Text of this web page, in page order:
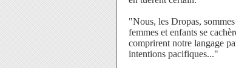
"Nous, les Dropas,
femmes et enfants se
comprirent notre langage
intentions pacifiques..."